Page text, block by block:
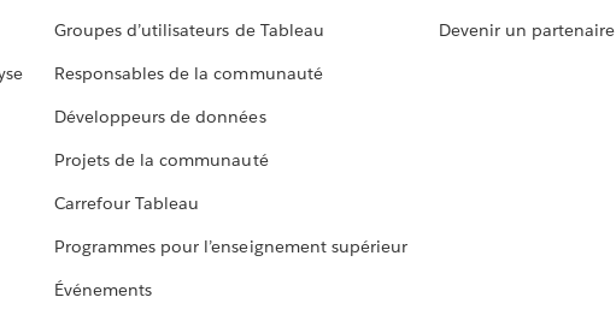
Groupes d’utilisateurs de Tableau
Responsables de la communauté
Développeurs de données
Projets de la communauté
Carrefour Tableau
Programmes pour l’enseignement supérieur
Événements
Devenir un partenaire